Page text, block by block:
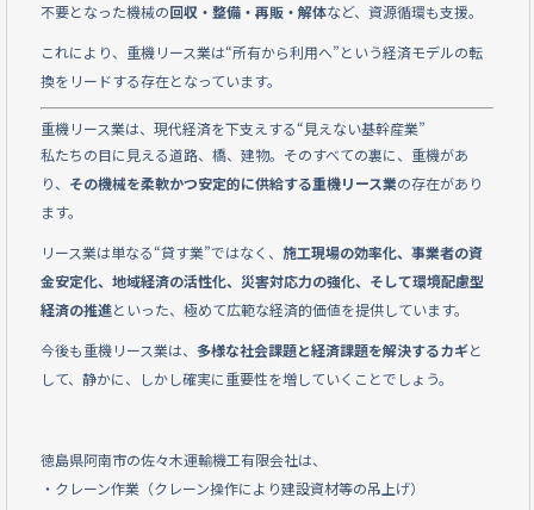
不要となった機械の回収・整備・再販・解体など、資源循環も支援。
これにより、重機リース業は“所有から利用へ”という経済モデルの転
換をリードする存在となっています。
重機リース業は、現代経済を下支えする“見えない基幹産業”
私たちの目に見える道路、橋、建物。そのすべての裏に、重機があ
り、 その機械を柔軟かつ安定的に供給する重機リース業の存在があり
ます。
リース業は単なる“貸す業”ではなく、 施工現場の効率化、事業者の資
金安定化、地域経済の活性化、災害対応力の強化、そして環境配慮型
経済の推進といった、極めて広範な経済的価値を提供しています。
今後も重機リース業は、 多様な社会課題と経済課題を解決するカギと
して、静かに、しかし確実に重要性を増していくことでしょう。
徳島県阿南市の佐々木運輸機工有限会社は、
・クレーン作業（クレーン操作により建設資材等の吊上げ）